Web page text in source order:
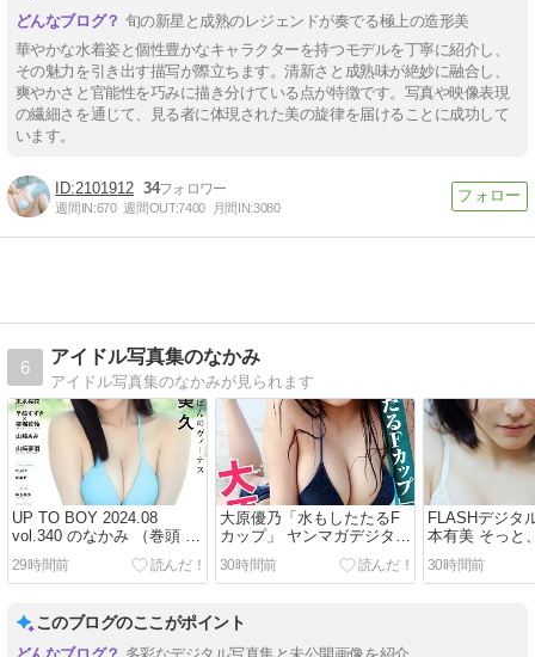
旬の新星と成熟のレジェンドが奏でる極上の造形美
華やかな水着姿と個性豊かなキャラクターを持つモデルを丁寧に紹介し、
その魅力を引き出す描写が際立ちます。清新さと成熟味が絶妙に融合し、
爽やかさと官能性を巧みに描き分けている点が特徴です。写真や映像表現
の繊細さを通じて、見る者に体現された美の旋律を届けることに成功して
います。
2101912 34
週間IN:670 週間OUT:7400 月間IN:3080
6
アイドル写真集のなかみ
アイドル写真集のなかみが見られます
UP TO BOY 2024.08
vol.340 のなかみ （巻頭 田
中美久）
29時間前
大原優乃「水もしたたるF
カップ」 ヤンマガデジタル
写真集のなかみ
30時間前
FLASHデジタ
本有美 そっと
のなかみ
30時間前
このブログのここがポイント